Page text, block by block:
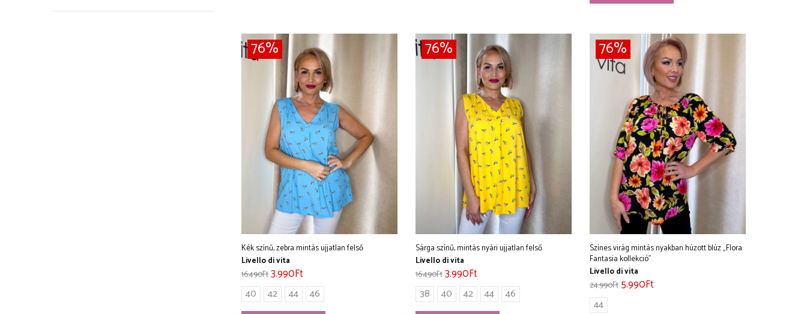
76%
Kék színű, zebra mintás ujjatlan felső
Livello di vita
16.490Ft3.990Ft
40 42 44 46
76%
Sárga színű, mintás nyári ujjatlan felső
Livello di vita
16.490Ft3.990Ft
38 40 42 44 46
76%
Színes virág mintás nyakban húzott blúz „Flora
Fantasia kollekció”
Livello di vita
24.990Ft 5.990Ft
44